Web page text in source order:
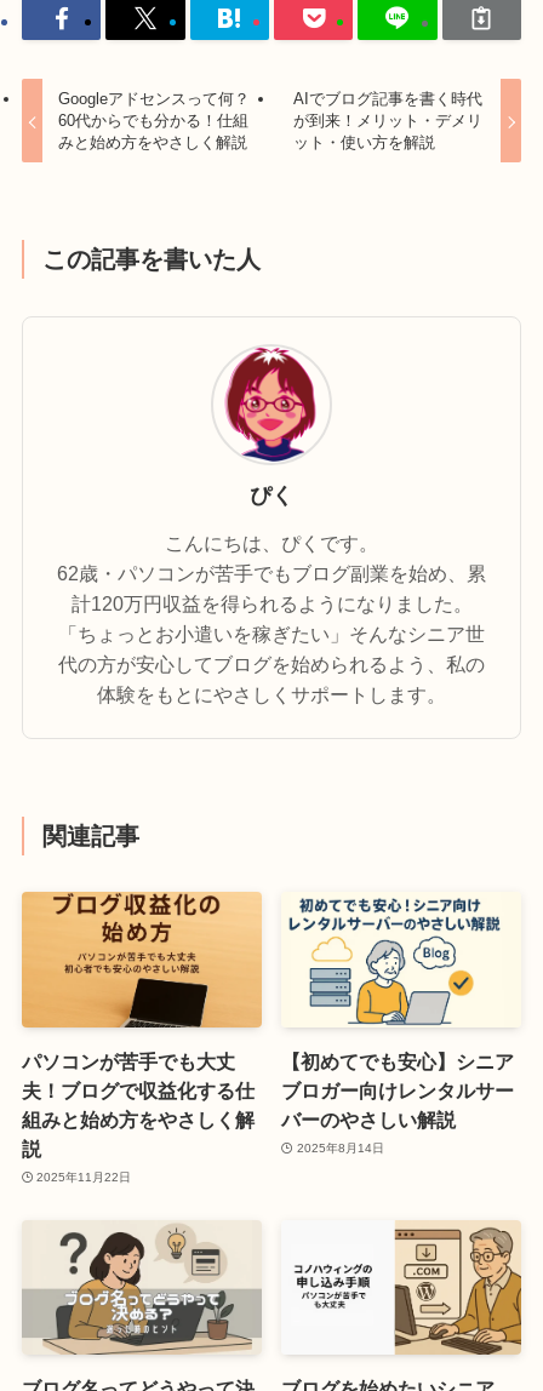
Googleアドセンスって何？
60代からでも分かる！仕組
みと始め方をやさしく解説
AIでブログ記事を書く時代
が到来！メリット・デメリ
ット・使い方を解説
この記事を書いた人
ぴく
こんにちは、ぴくです。
62歳・パソコンが苦手でもブログ副業を始め、累
計120万円収益を得られるようになりました。
「ちょっとお小遣いを稼ぎたい」そんなシニア世
代の方が安心してブログを始められるよう、私の
体験をもとにやさしくサポートします。
関連記事
パソコンが苦手でも大丈
夫！ブログで収益化する仕
組みと始め方をやさしく解
説
2025年11月22日
【初めてでも安心】シニア
ブロガー向けレンタルサー
バーのやさしい解説
2025年8月14日